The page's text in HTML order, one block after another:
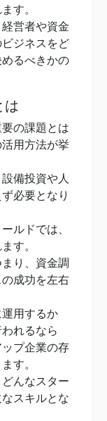
す。
営者や資金
ジネスをど
るべきかの
は
の課題とは
用方法が挙
備投資や人
必要となり
ルドでは、
す。
り、資金調
成功を左右
用するか
れるなら
プ企業の存
す。
んなスター
スキルとな